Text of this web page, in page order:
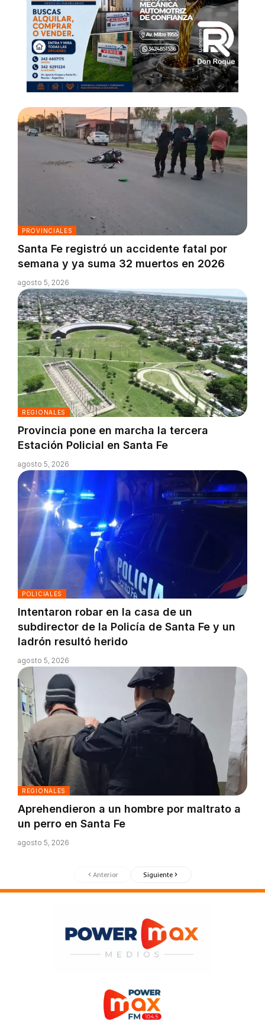
PROVINCIALES
Santa Fe registró un accidente fatal por
semana y ya suma 32 muertos en 2026
agosto 5, 2026
REGIONALES
Provincia pone en marcha la tercera
Estación Policial en Santa Fe
agosto 5, 2026
POLICIALES
Intentaron robar en la casa de un
subdirector de la Policía de Santa Fe y un
ladrón resultó herido
agosto 5, 2026
REGIONALES
Aprehendieron a un hombre por maltrato a
un perro en Santa Fe
agosto 5, 2026
Anterior Siguiente